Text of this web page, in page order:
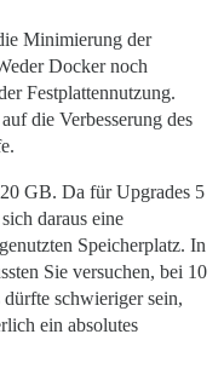
Minimierung der
Docker noch
Festplattennutzung.
die Verbesserung des
GB. Da für Upgrades 5
daraus eine
Speicherplatz. In
Sie versuchen, bei 10
schwieriger sein,
ein absolutes